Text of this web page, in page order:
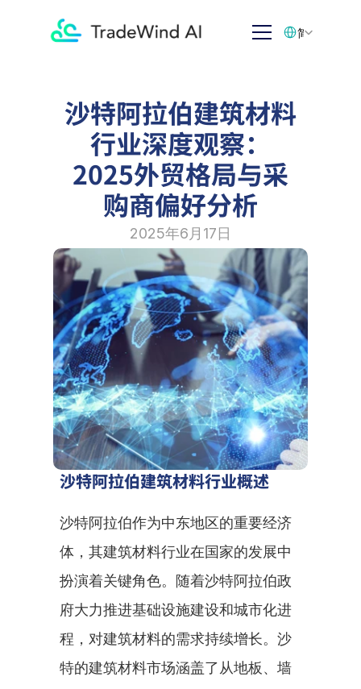
沙特阿拉伯建筑材料
行业深度观察：
2025外贸格局与采
购商偏好分析
2025年6月17日
沙特阿拉伯建筑材料行业概述
沙特阿拉伯作为中东地区的重要经济
体，其建筑材料行业在国家的发展中
扮演着关键角色。随着沙特阿拉伯政
府大力推进基础设施建设和城市化进
程，对建筑材料的需求持续增长。沙
特的建筑材料市场涵盖了从地板、墙
简体中文